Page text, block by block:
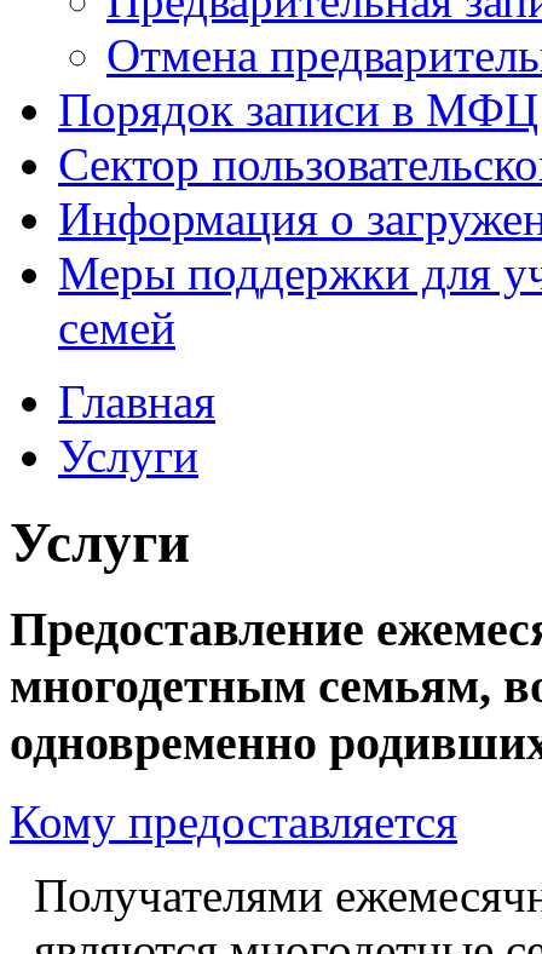
Отмена
Порядок записи в МФЦ
Сектор
Информация о
Меры поддержки для
семей
Главная
Услуги
Услуги
Предоставление
многодетным семьям,
одновременно
Кому предоставляется
Получателями